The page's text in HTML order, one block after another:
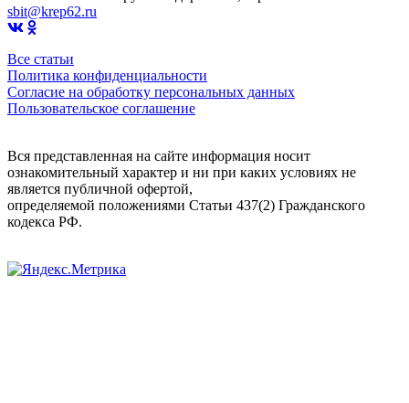
sbit@krep62.ru
Все статьи
Политика конфиденциальности
Согласие на обработку персональных данных
Пользовательское соглашение
Вся представленная на сайте информация носит
ознакомительный характер и ни при каких условиях не
является публичной офертой,
определяемой положениями Статьи 437(2) Гражданского
кодекса РФ.